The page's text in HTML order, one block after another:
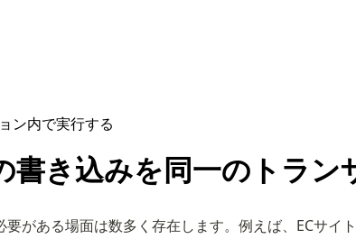
ン内で実行する
き込みを同一のトラン
がある場面は数多く存在します。例えば、ECサイ